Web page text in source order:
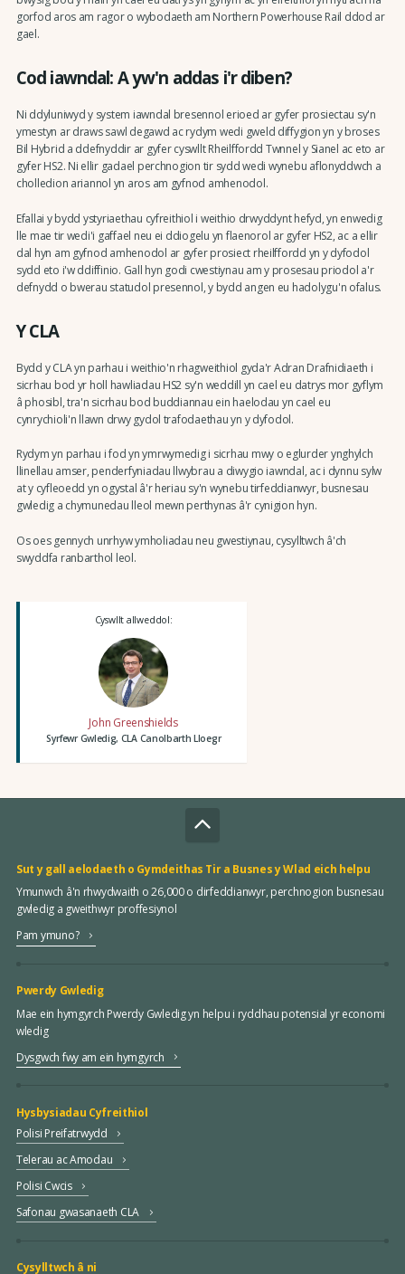
gorfod aros am ragor o wybodaeth am Northern Powerhouse Rail ddod ar
gael.
Cod iawndal: A yw'n addas i'r diben?
Ni ddyluniwyd y system iawndal bresennol erioed ar gyfer prosiectau sy'n
ymestyn ar draws sawl degawd ac rydym wedi gweld diffygion yn y broses
Bil Hybrid a ddefnyddir ar gyfer cyswllt Rheilffordd Twnnel y Sianel ac eto ar
gyfer HS2. Ni ellir gadael perchnogion tir sydd wedi wynebu aflonyddwch a
cholledion ariannol yn aros am gyfnod amhenodol.
Efallai y bydd ystyriaethau cyfreithiol i weithio drwyddynt hefyd, yn enwedig
lle mae tir wedi'i gaffael neu ei ddiogelu yn flaenorol ar gyfer HS2, ac a ellir
dal hyn am gyfnod amhenodol ar gyfer prosiect rheilffordd yn y dyfodol
sydd eto i'w ddiffinio. Gall hyn godi cwestiynau am y prosesau priodol a'r
defnydd o bwerau statudol presennol, y bydd angen eu hadolygu'n ofalus.
Y CLA
Bydd y CLA yn parhau i weithio'n rhagweithiol gyda'r Adran Drafnidiaeth i
sicrhau bod yr holl hawliadau HS2 sy'n weddill yn cael eu datrys mor gyflym
â phosibl, tra'n sicrhau bod buddiannau ein haelodau yn cael eu
cynrychioli'n llawn drwy gydol trafodaethau yn y dyfodol.
Rydym yn parhau i fod yn ymrwymedig i sicrhau mwy o eglurder ynghylch
llinellau amser, penderfyniadau llwybrau a diwygio iawndal, ac i dynnu sylw
at y cyfleoedd yn ogystal â'r heriau sy'n wynebu tirfeddianwyr, busnesau
gwledig a chymunedau lleol mewn perthynas â'r cynigion hyn.
Os oes gennych unrhyw ymholiadau neu gwestiynau, cysylltwch â'ch
swyddfa ranbarthol leol.
Cyswllt allweddol:
John Greenshields
Syrfewr Gwledig, CLA Canolbarth Lloegr
Sut y gall aelodaeth o Gymdeithas Tir a Busnes y Wlad eich helpu
Ymunwch â'n rhwydwaith o 26,000 o dirfeddianwyr, perchnogion busnesau
gwledig a gweithwyr proffesiynol
Pam ymuno?
Pwerdy Gwledig
Mae ein hymgyrch Pwerdy Gwledig yn helpu i ryddhau potensial yr economi
wledig
Dysgwch fwy am ein hymgyrch
Hysbysiadau Cyfreithiol
Polisi Preifatrwydd
Telerau ac Amodau
Polisi Cwcis
Safonau gwasanaeth CLA
Cysylltwch â ni